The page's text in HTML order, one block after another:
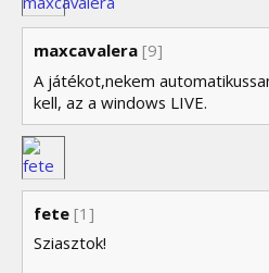
maxcavalera [9]
A játékot,nekem
kell, az a windows LIVE.
fete [1]
Sziasztok!